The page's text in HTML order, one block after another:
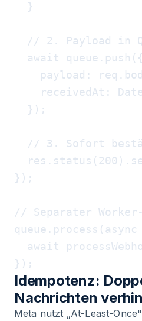
  }
// 2. Payload in
  await queue.push({
payload:
receivedAt:
  });
// 3. Sofort
});
// Separater
await
Idempotenz:
Nachrichten
Meta nutzt „At-Least-